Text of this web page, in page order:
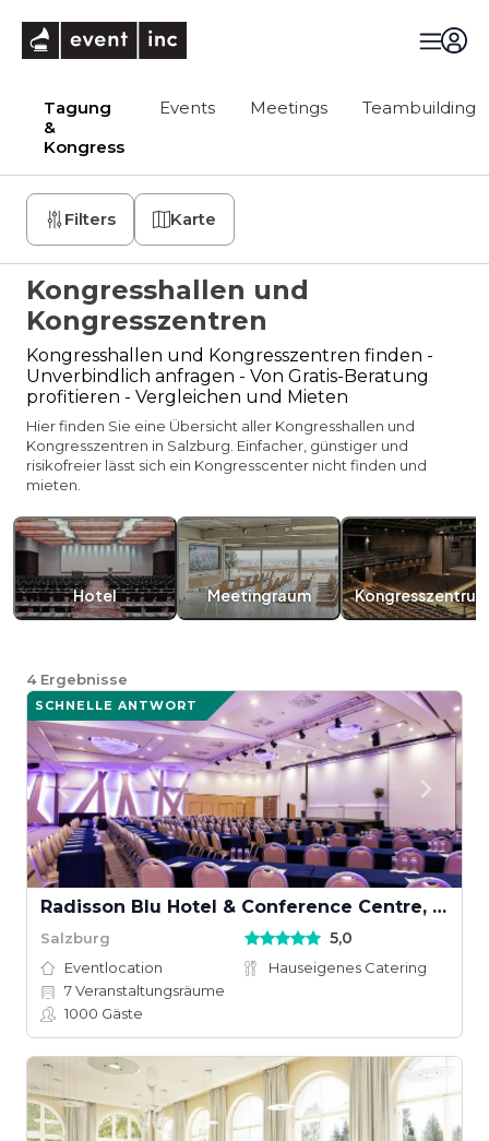
Tagung
&
Kongress
Events Meetings Teambuilding
Filters Karte
Kongresshallen und
Kongresszentren
Kongresshallen und Kongresszentren finden -
Unverbindlich anfragen - Von Gratis-Beratung
profitieren - Vergleichen und Mieten
Hier finden Sie eine Übersicht aller Kongresshallen und
Kongresszentren in Salzburg. Einfacher, günstiger und
risikofreier lässt sich ein Kongresscenter nicht finden und
mieten.
Hotel Meetingraum Kongresszentrum
4 Ergebnisse
SCHNELLE ANTWORT
Radisson Blu Hotel & Conference Centre, Salzburg
Salzburg 5,0
Eventlocation
Hauseigenes Catering
7Veranstaltungsräume
1000 Gäste